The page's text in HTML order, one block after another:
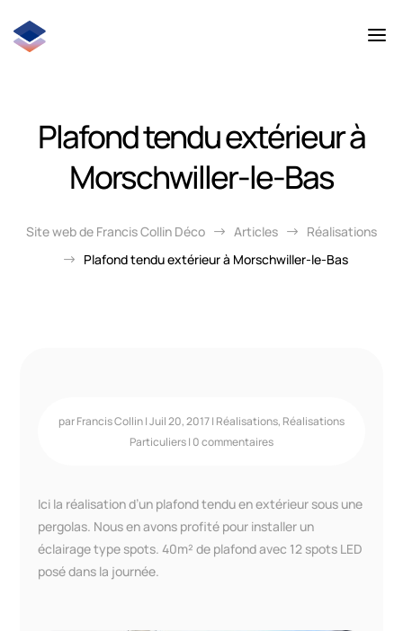
Plafond tendu extérieur à
Morschwiller-le-Bas
Site web de Francis Collin Déco $ Articles $ Réalisations
$ Plafond tendu extérieur à Morschwiller-le-Bas
parFrancis Collin|Juil 20, 2017| Réalisations, Réalisations
Particuliers| 0 commentaires
Ici la réalisation d’un plafond tendu en extérieur sous une
pergolas. Nous en avons profité pour installer un
éclairage type spots. 40m² de plafond avec 12 spots LED
posé dans la journée.